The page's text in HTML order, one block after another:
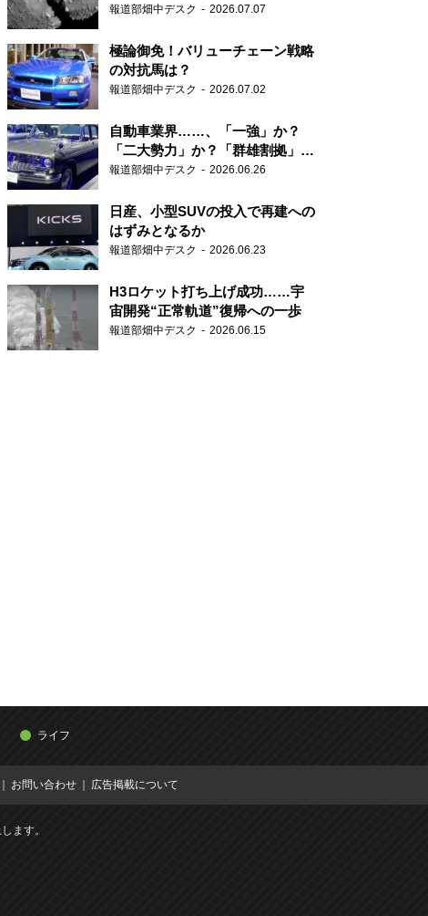
す
報道部畑中デスク 2026.07.07
極論御免！バリューチェーン戦略
の対抗馬は？
報道部畑中デスク 2026.07.02
自動車業界……、「一強」か？
「二大勢力」か？「群雄割拠」
か？
報道部畑中デスク 2026.06.26
日産、小型SUVの投入で再建への
はずみとなるか
報道部畑中デスク 2026.06.23
H3ロケット打ち上げ成功……宇
宙開発“正常軌道”復帰への一歩
報道部畑中デスク 2026.06.15
ライフ
お問い合わせ 広告掲載について
ます。